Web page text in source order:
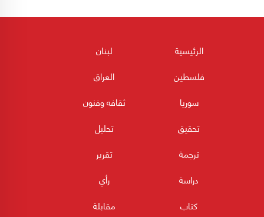
الرئيسية
لبنان
فلسطين
العراق
سوريا
ثقافه وفنون
تحقيق
تحليل
ترجمة
تقرير
دراسة
رأي
كتاب
مقابلة